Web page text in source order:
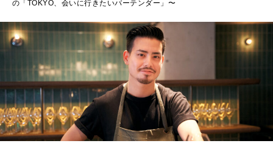
TRAVEL
どこ行く？
FORTUNE
明日のわたし
[12星座別] Weekly Holoscope
の「TOKYO、会いに行きたいバーテンダー」〜